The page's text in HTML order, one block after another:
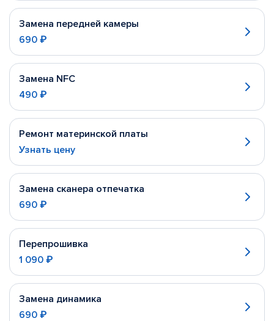
Замена передней камеры
690 ₽
Замена NFC
490 ₽
Ремонт материнской платы
Узнать цену
Замена сканера отпечатка
690 ₽
Перепрошивка
1 090 ₽
Замена динамика
690 ₽